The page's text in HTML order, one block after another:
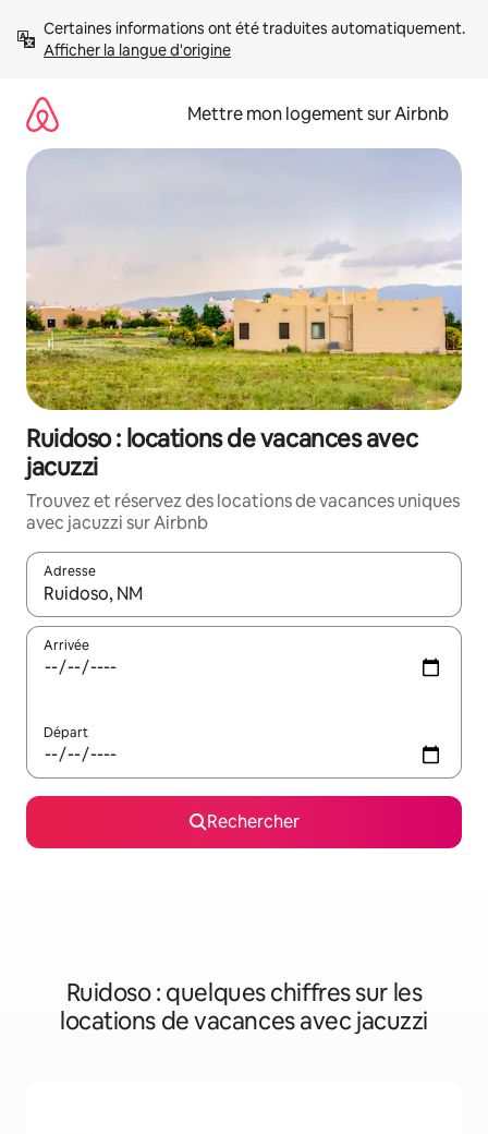
directement
Afficher la langue d'origine
Mettre mon logement sur Airbnb
Ruidoso : locations de vacances avec
jacuzzi
Trouvez et réservez des locations de vacances uniques
avec jacuzzi sur Airbnb
Adresse
Lorsque les résultats s'affichent, utilisez les flèches vers le
Arrivée
Départ
Rechercher
Ruidoso : quelques chiffres sur les
locations de vacances avec jacuzzi